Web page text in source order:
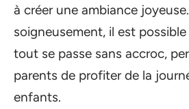
à créer une ambiance
soigneusement, il est
tout se passe sans accroc,
parents de profiter de la
enfants.